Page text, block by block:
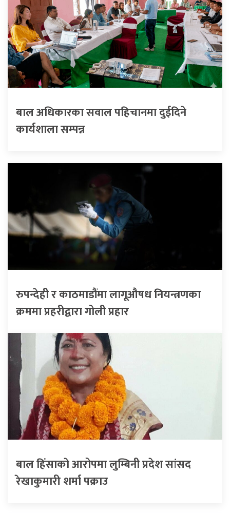
बाल अधिकारका सवाल पहिचानमा दुईदिने
कार्यशाला सम्पन्न
रुपन्देही र काठमाडौंमा लागूऔषध नियन्त्रणका
क्रममा प्रहरीद्वारा गोली प्रहार
बाल हिंसाकाे आरोपमा लुम्बिनी प्रदेश सांसद
रेखाकुमारी शर्मा पक्राउ